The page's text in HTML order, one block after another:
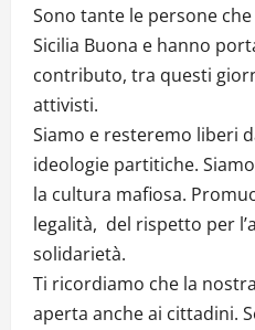
Sono tante le persone
Sicilia Buona e hanno
contributo, tra questi
attivisti.
Siamo e resteremo liberi
ideologie partitiche.
la cultura mafiosa.
legalità, del rispetto per
solidarietà.
Ti ricordiamo che la
aperta anche ai cittadini.